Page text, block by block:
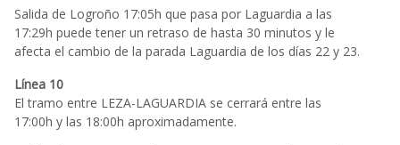
Salida de Logroño 17:05h que pasa por Laguardia a las
17:29h puede tener un retraso de hasta 30 minutos y le
afecta el cambio de la parada Laguardia de los días 22 y 23.
Línea 10
El tramo entre LEZA-LAGUARDIA se cerrará entre las
17:00h y las 18:00h aproximadamente.